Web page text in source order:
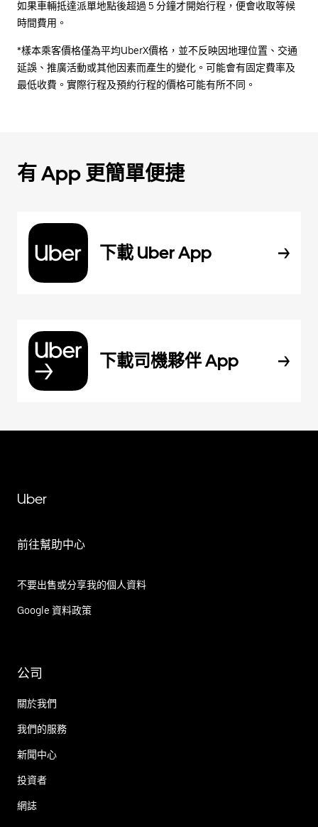
如果車輛抵達派單地點後超過 5 分鐘才開始行程，便會收取等候
時間費用。
*樣本乘客價格僅為平均UberX價格，並不反映因地理位置、交通
延誤、推廣活動或其他因素而產生的變化。可能會有固定費率及
最低收費。實際行程及預約行程的價格可能有所不同。
有 App 更簡單便捷
下載 Uber App
下載司機夥伴 App
Uber
前往幫助中心
不要出售或分享我的個人資料
Google 資料政策
公司
關於我們
我們的服務
新聞中心
投資者
網誌